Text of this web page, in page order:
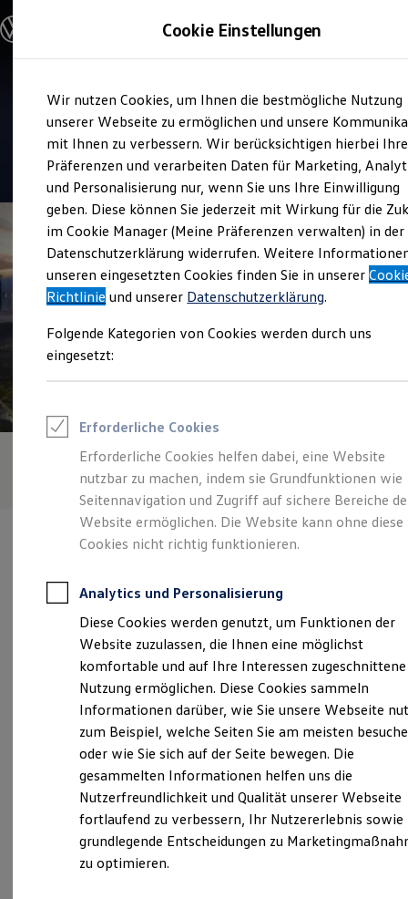
Hauptinhalt
springen
Footer
springen
Modelle & Konfigurator
Nutzfahrzeugkategorien entdecken
Modelle konfigurieren
Vorgängermodelle und Oldtimer
Vorgängermodelle
Oldtimer
Bulli Historie
Branchenlösungen & Gewerbekunden
Umbaulösungen und Hersteller finden
Auf- und Umbauten entdecken & konfigurieren
Groß- und Sonderkunden
Großkunden
Kommunen & Behörden
Journalisten
Sportvereine
Branchenlösungen
Gewerbliche Personenbeförderung
Service & mobile Werkstätten
Menschen mit Behinderung
Rettungsdienste
ONE Business ID Vorteile
Fahrzeugsuche & Marktplatz
Fahrzeugsuche
Fahrzeuge online kaufen
Digitaler Marktplatz
Kauf & Finanzierung
Online-Fahrzeugbewertung
Für Privatkunden
Für Gewerbekunden
Profi Paket
TopDeal
Gebrauchtwagen
ProfiPartner für Gebrauchtwagen
Zertifizierte Gebrauchtwagen
Finanzierung
Für Privatkunden
Für Gewerbekunden
Leasing
Für Privatkunden
Für Gewerbekunden
Versicherungen & Garantien
Garantien
Kfz-Versicherung für Nutzfahrzeuge
Restschuldversicherung
Wartungsverträge
Service
Autohaus Anton Ortner und
4.6| 61 Bewertungen
Verantwortlich für die Inhalte auf dieser Seite ist die Autohaus
Anton Ortner GmbH - Co. KG (Impressum & Rechtliches)
Am Lerchenfeld 7, 86956 Schongau
schongau@ortner-gruppe.de
Montag-Freitag 07:30-17:30 Uhr
Cookie Einstellungen
Wir nutzen Cookies, um Ihnen die bestmögliche Nutzung
unserer Webseite zu ermöglichen und unsere
mit Ihnen zu verbessern. Wir berücksichtigen hierbei Ihre
Präferenzen und verarbeiten Daten für Marketing,
und Personalisierung nur, wenn Sie uns Ihre Einwilligung
geben. Diese können Sie jederzeit mit Wirkung für die
im Cookie Manager (Meine Präferenzen verwalten) in der
Datenschutzerklärung widerrufen. Weitere
unseren eingesetzten Cookies finden Sie in unserer
Richtlinie und unserer Datenschutzerklärung.
Folgende Kategorien von Cookies werden durch uns
eingesetzt:
Erforderliche Cookies
Erforderliche Cookies helfen dabei, eine Website
nutzbar zu machen, indem sie Grundfunktionen wie
Seitennavigation und Zugriff auf sichere Bereiche
Website ermöglichen. Die Website kann ohne diese
Cookies nicht richtig funktionieren.
Analytics und Personalisierung
Diese Cookies werden genutzt, um Funktionen der
Website zuzulassen, die Ihnen eine möglichst
komfortable und auf Ihre Interessen zugeschnittene
Nutzung ermöglichen. Diese Cookies sammeln
Informationen darüber, wie Sie unsere Webseite
zum Beispiel, welche Seiten Sie am meisten
oder wie Sie sich auf der Seite bewegen. Die
gesammelten Informationen helfen uns die
Nutzerfreundlichkeit und Qualität unserer Webseite
fortlaufend zu verbessern, Ihr Nutzererlebnis sowie
grundlegende Entscheidungen zu
zu optimieren.